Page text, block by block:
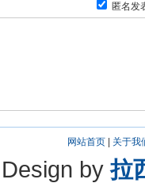
匿名发
网站首页| 关于我
Design by拉